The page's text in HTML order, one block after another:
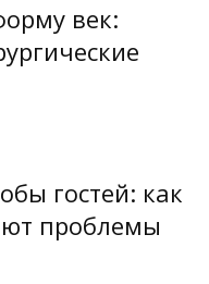
век:
гостей: как
проблемы